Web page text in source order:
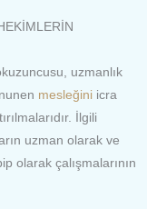
uzmanlık
mesleğini icra
İlgili
uzman olarak ve
olarak çalışmalarının